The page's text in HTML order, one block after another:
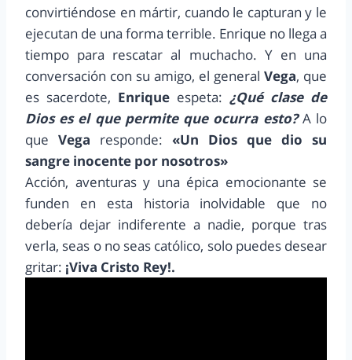
convirtiéndose en mártir, cuando le capturan y le
ejecutan de una forma terrible. Enrique no llega a
tiempo para rescatar al muchacho. Y en una
conversación con su amigo, el general Vega, que
es sacerdote, Enrique espeta: ¿Qué clase de
Dios es el que permite que ocurra esto?A lo
que Vega responde: «Un Dios que dio su
sangre inocente por nosotros»
Acción, aventuras y una épica emocionante se
funden en esta historia inolvidable que no
debería dejar indiferente a nadie, porque tras
verla, seas o no seas católico, solo puedes desear
gritar: ¡Viva Cristo Rey!.